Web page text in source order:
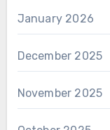
January 2026
December 2025
November 2025